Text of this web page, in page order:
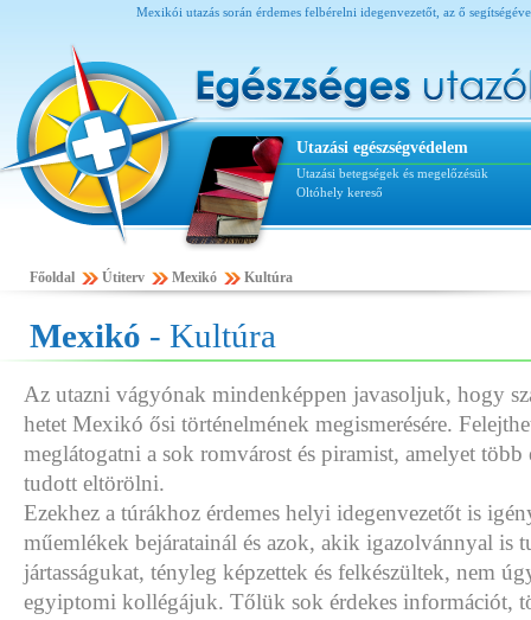
Mexikói utazás során érdemes felbérelni idegenvezetőt, az ő
Utazási egészségvédelem
Utazási betegségek és megelőzésük
Oltóhely kereső
Főoldal Útiterv Mexikó Kultúra
Mexikó - Kultúra
Az utazni vágyónak mindenképpen javasoljuk, hogy
hetet Mexikó ősi történelmének megismerésére.
meglátogatni a sok romvárost és piramist, amelyet több
tudott eltörölni.
Ezekhez a túrákhoz érdemes helyi idegenvezetőt is
műemlékek bejáratainál és azok, akik igazolvánnyal is
jártasságukat, tényleg képzettek és felkészültek, nem
egyiptomi kollégájuk. Tőlük sok érdekes információt,